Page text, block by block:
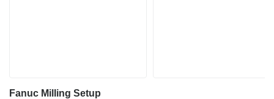
Fanuc Milling Setup